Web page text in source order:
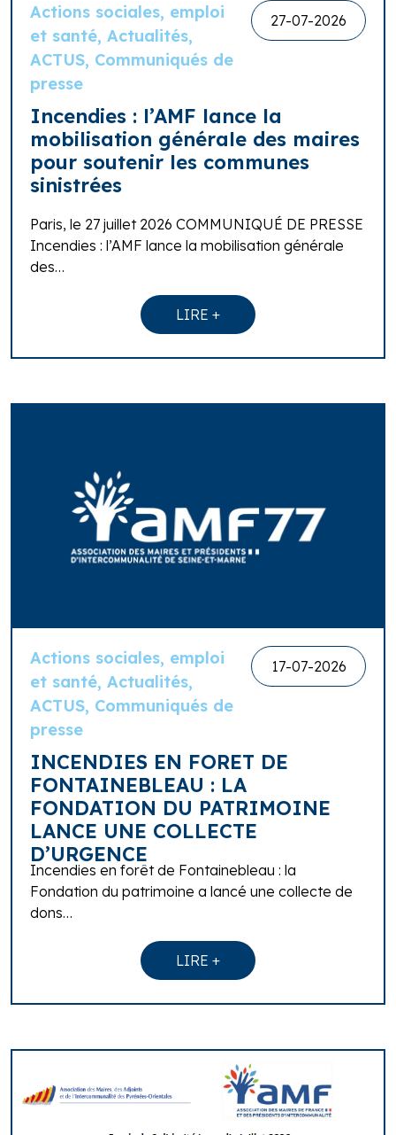
Actions sociales, emploi
et santé, Actualités,
ACTUS, Communiqués de
presse
27-07-2026
Incendies : l’AMF lance la
mobilisation générale des maires
pour soutenir les communes
sinistrées
Paris, le 27 juillet 2026 COMMUNIQUÉ DE PRESSE
Incendies : l’AMF lance la mobilisation générale
des…
LIRE +
Actions sociales, emploi
et santé, Actualités,
ACTUS, Communiqués de
presse
17-07-2026
INCENDIES EN FORET DE
FONTAINEBLEAU : LA
FONDATION DU PATRIMOINE
LANCE UNE COLLECTE
D’URGENCE
Incendies en forêt de Fontainebleau : la
Fondation du patrimoine a lancé une collecte de
dons…
LIRE +